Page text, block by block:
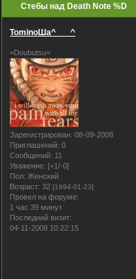
Стебы над Death Note %D
TominoШa^___^
=Doubutsu=
Зарегистрирован: 08-09-2008
Приглашений: 0
Сообщений: 11
Уважение: [+1/-0]
Пол: Женский
Возраст: 32[1994-01-23]
Провел на форуме:
1 час 39 минут
Последний визит:
04-11-2008 10:22:15